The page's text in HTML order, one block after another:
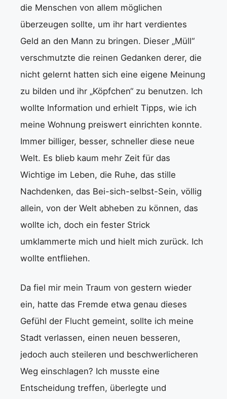
die Menschen von allem möglichen
überzeugen sollte, um ihr hart verdientes
Geld an den Mann zu bringen. Dieser „Müll“
verschmutzte die reinen Gedanken derer, die
nicht gelernt hatten sich eine eigene Meinung
zu bilden und ihr „Köpfchen“ zu benutzen. Ich
wollte Information und erhielt Tipps, wie ich
meine Wohnung preiswert einrichten konnte.
Immer billiger, besser, schneller diese neue
Welt. Es blieb kaum mehr Zeit für das
Wichtige im Leben, die Ruhe, das stille
Nachdenken, das Bei-sich-selbst-Sein, völlig
allein, von der Welt abheben zu können, das
wollte ich, doch ein fester Strick
umklammerte mich und hielt mich zurück. Ich
wollte entfliehen.
Da fiel mir mein Traum von gestern wieder
ein, hatte das Fremde etwa genau dieses
Gefühl der Flucht gemeint, sollte ich meine
Stadt verlassen, einen neuen besseren,
jedoch auch steileren und beschwerlicheren
Weg einschlagen? Ich musste eine
Entscheidung treffen, überlegte und